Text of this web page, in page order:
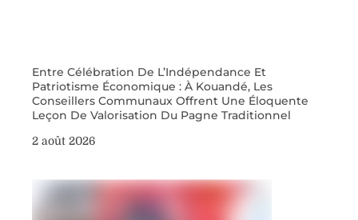
Entre Célébration De L’Indépendance Et
Patriotisme Économique : À Kouandé, Les
Conseillers Communaux Offrent Une Éloquente
Leçon De Valorisation Du Pagne Traditionnel
2 août 2026